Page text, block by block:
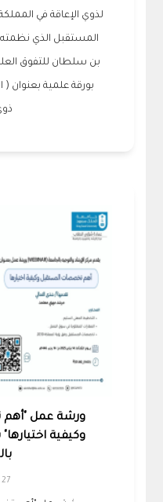
لذوي الإعاقة في
المستقبل الذي
بن سلطان للتفوق
بورقة علمية بعنوان (
ورشة عمل
وكيفية اختيارها"
27 يناير 2025